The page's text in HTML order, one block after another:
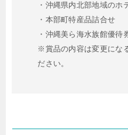
・沖縄県内北部地域のホ
・本部町特産品詰合せ
・沖縄美ら海水族館優待
※賞品の内容は変更にな
ださい。